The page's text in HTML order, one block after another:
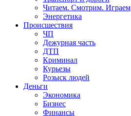
Читаем. Смотрим. Играем
Энергетика
Происшествия
ЧП
Дежурная часть
ДТП
Криминал
Курьезы
Розыск людей
Деньги
Экономика
Бизнес
Финансы